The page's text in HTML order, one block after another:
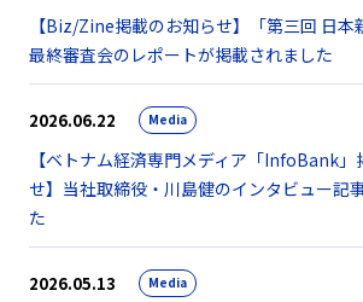
【Biz/Zine掲載のお知らせ】「第三回 日本
最終審査会のレポートが掲載されました
2026.06.22 Media
【ベトナム経済専門メディア「InfoBank」
せ】当社取締役・川島健のインタビュー記
た
2026.05.13 Media